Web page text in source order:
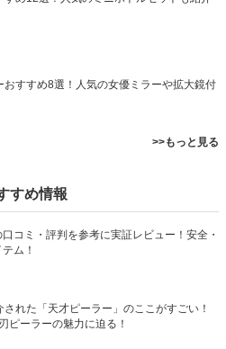
おすすめ8選！人気の女優ミラーや拡大鏡付
>>もっと見る
すめ情報
口コミ・評判を参考に実証レビュー！安全・
ム！
れた「天才ピーラー」のここがすごい！
ピーラーの魅力に迫る！